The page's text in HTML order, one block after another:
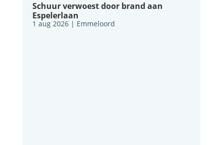
Schuur verwoest door brand aan
Espelerlaan
1 aug 2026| Emmeloord